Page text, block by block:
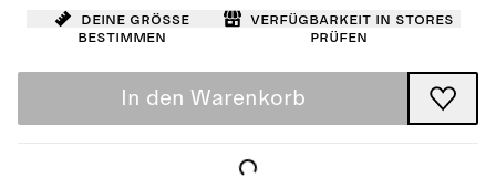
Deine Größe
bestimmen
Verfügbarkeit in Stores
prüfen
In den Warenkorb